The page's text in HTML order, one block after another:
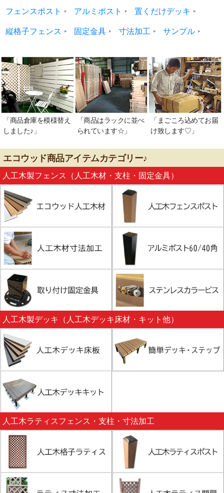
フェンスポスト アルミポスト 置くだけデッキ
縦格子フェンス 固定金具 寸法加工 サンプル
「商品倉庫を模様替え
しました♪」
「商品はラックに並べ
られています☆」
「まごころ込めてお届
け致します♡」
エコウッド商品アイテムカテゴリー♪
人工木製フェンス（人工木材・支柱・固定金具）
人工木製デッキ（人工木デッキ床材・キット他）
人工木ラティスフェンス・支柱・寸法加工